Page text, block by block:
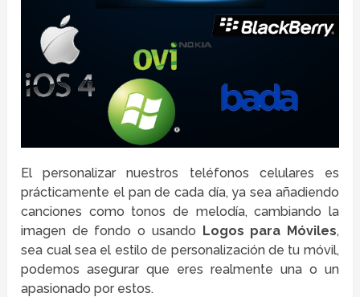
El personalizar nuestros teléfonos celulares es
prácticamente el pan de cada día, ya sea añadiendo
canciones como tonos de melodía, cambiando la
imagen de fondo o usando Logos para Móviles,
sea cual sea el estilo de personalización de tu móvil,
podemos asegurar que eres realmente una o un
apasionado por estos.